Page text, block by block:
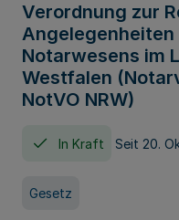
Verordnung zur
Angelegenheiten
Notarwesens im
Westfalen
NotVO NRW)
In Kraft Seit 20.
Gesetz